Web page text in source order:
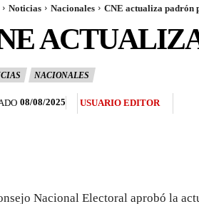
Noticias Nacionales CNE actualiza padrón
NACIONALES
08/08/2025 USUARIO EDITOR
Nacional Electoral aprobó la